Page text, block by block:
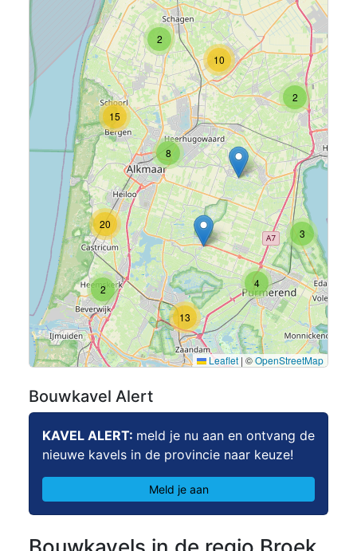
3
2 4
13
2
2
10
20
15
8
Leaflet | ©OpenStreetMap
Bouwkavel Alert
KAVEL ALERT: meld je nu aan en ontvang de
nieuwe kavels in de provincie naar keuze!
Meld je aan